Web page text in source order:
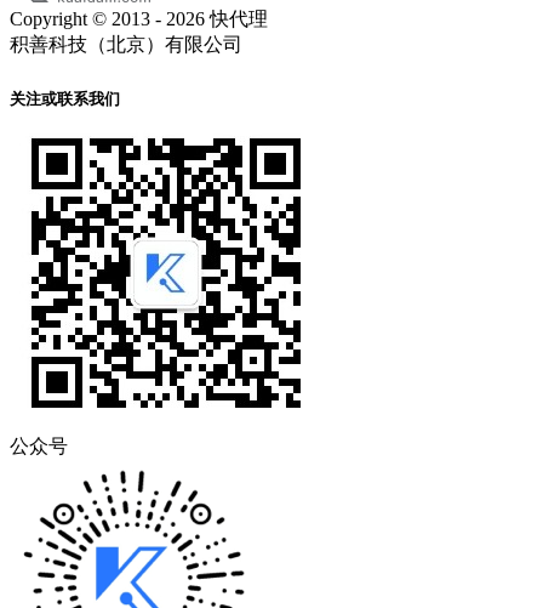
Copyright © 2013 - 2026 快代理
积善科技（北京）有限公司
关注或联系我们
公众号